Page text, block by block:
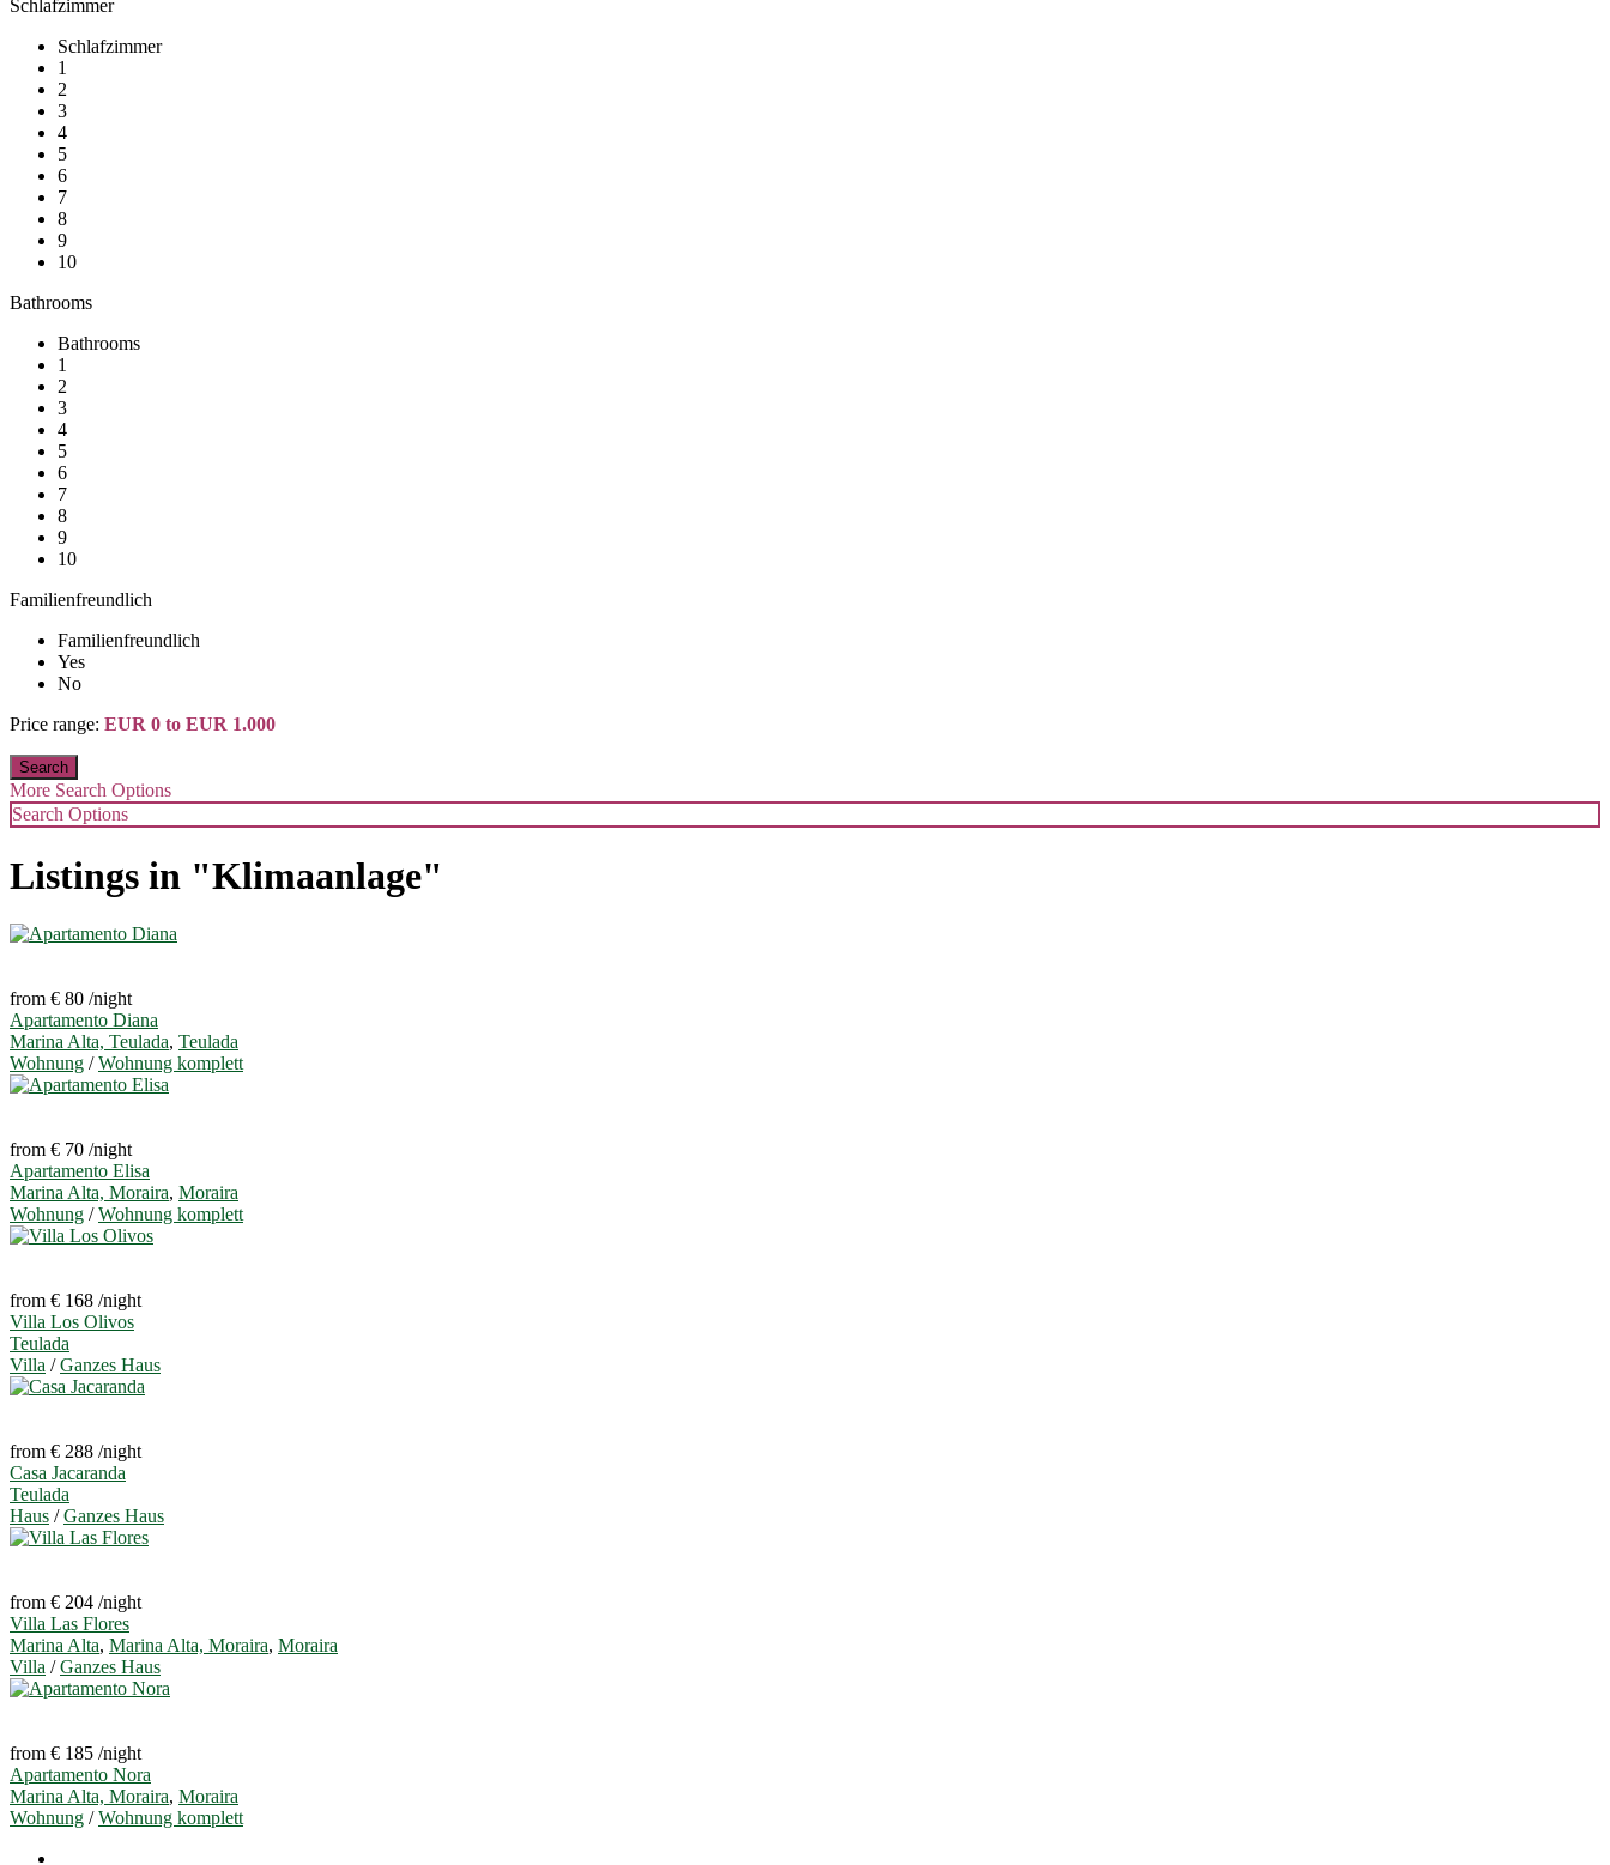
Schlafzimmer
Schlafzimmer
1
2
3
4
5
6
7
8
9
10
Bathrooms
Bathrooms
1
2
3
4
5
6
7
8
9
10
Familienfreundlich
Familienfreundlich
Yes
No
Price range: EUR 0 to EUR 1.000
More Search Options
Search Options
Listings in "Klimaanlage"
from € 80 /night
Apartamento Diana
Marina Alta, Teulada, Teulada
Wohnung /Wohnung komplett
from € 70 /night
Apartamento Elisa
Marina Alta, Moraira, Moraira
Wohnung /Wohnung komplett
from € 168 /night
Villa Los Olivos
Teulada
Villa /Ganzes Haus
from € 288 /night
Casa Jacaranda
Teulada
Haus /Ganzes Haus
from € 204 /night
Villa Las Flores
Marina Alta, Marina Alta, Moraira, Moraira
Villa /Ganzes Haus
from € 185 /night
Apartamento Nora
Marina Alta, Moraira, Moraira
Wohnung /Wohnung komplett